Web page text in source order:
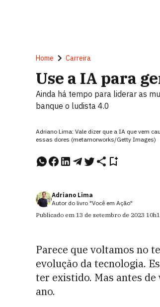
Home Carreira
Use a IA para
Ainda há tempo para liderar as
banque o ludista 4.0
Adriano Lima: Vale dizer que a IA que vem
essas dores (metamorworks/Getty Images)
Adriano Lima
Autor do livro "Você em Ação"
Publicado em 13 de setembro de 2023
Parece que voltamos no
evolução da tecnologia.
ter existido. Mas antes
ano.